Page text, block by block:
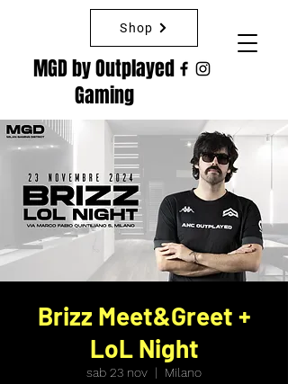
MGD by Outplayed
Gaming
Shop
Brizz Meet&Greet +
LoL Night
sab 23 nov
  |
Milano